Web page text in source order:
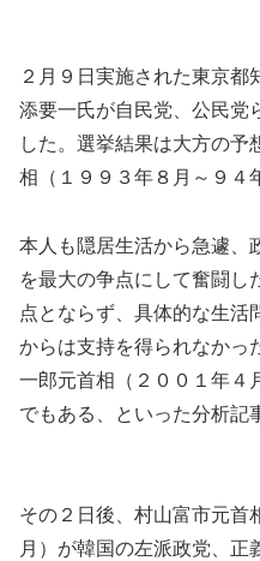
２月９日実施された東京
添要一氏が自民党、公民党
した。選挙結果は大方の予
相（１９９３年８月～９４
本人も隠居生活から急遽、
を最大の争点にして奮闘し
点とならず、具体的な生活
からは支持を得られなかっ
一郎元首相（２００１年４
でもある、といった分析記
その２日後、村山富市元首
月）が韓国の左派政党、正